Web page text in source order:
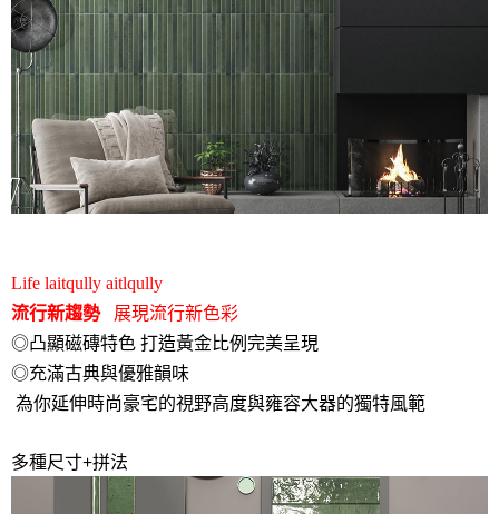
Life laitqully aitlqully
流行新趨勢展現流行新色彩
◎凸顯磁磚特色 打造黃金比例完美呈現
◎充滿古典與優雅韻味
為你延伸時尚豪宅的視野高度與雍容大器的獨特風範
多種尺寸+拼法